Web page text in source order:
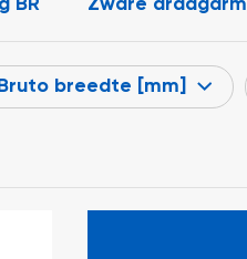
Bruto breedte [mm]